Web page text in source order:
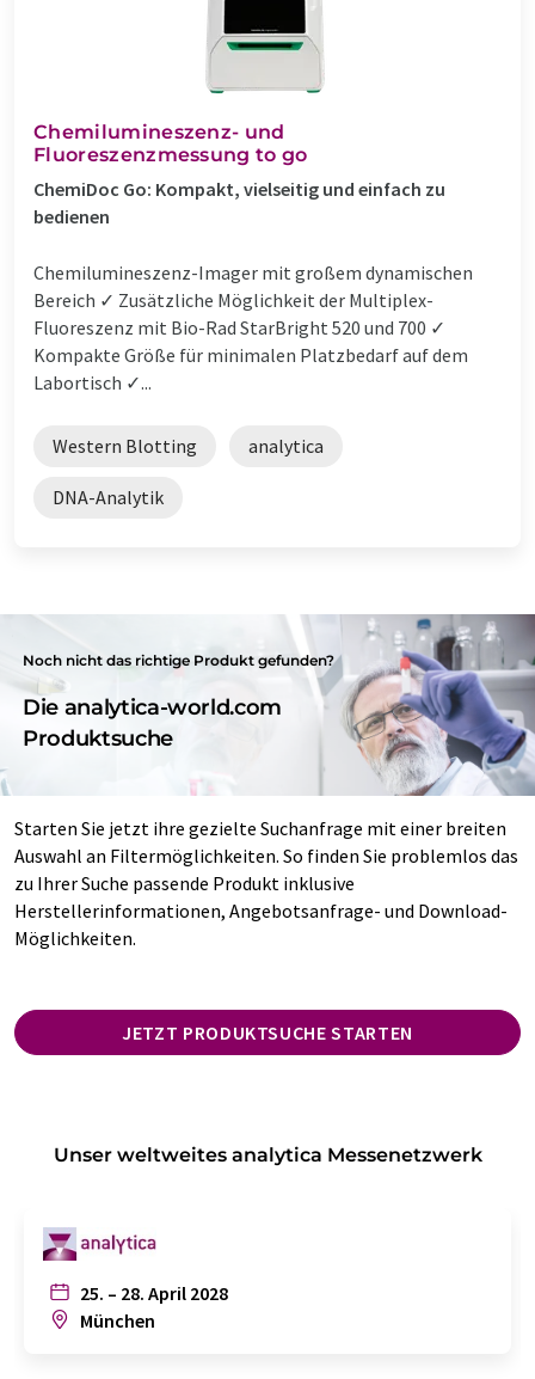
Chemilumineszenz- und
Fluoreszenzmessung to go
ChemiDoc Go: Kompakt, vielseitig und einfach zu
bedienen
Chemilumineszenz-Imager mit großem dynamischen
Bereich ✓ Zusätzliche Möglichkeit der Multiplex-
Fluoreszenz mit Bio-Rad StarBright 520 und 700 ✓
Kompakte Größe für minimalen Platzbedarf auf dem
Labortisch ✓...
Western Blotting analytica
DNA-Analytik
Noch nicht das richtige Produkt gefunden?
Die analytica-world.com
Produktsuche
Starten Sie jetzt ihre gezielte Suchanfrage mit einer breiten
Auswahl an Filtermöglichkeiten. So finden Sie problemlos das
zu Ihrer Suche passende Produkt inklusive
Herstellerinformationen, Angebotsanfrage- und Download-
Möglichkeiten.
JETZT PRODUKTSUCHE STARTEN
Unser weltweites analytica Messenetzwerk
25. – 28. April 2028
München